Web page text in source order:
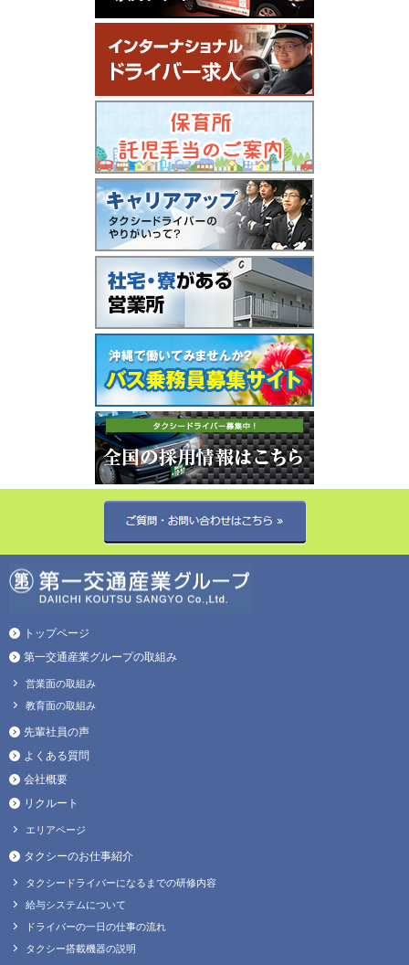
トップページ
第一交通産業グループの取組み
営業面の取組み
教育面の取組み
先輩社員の声
よくある質問
会社概要
リクルート
エリアページ
タクシーのお仕事紹介
タクシードライバーになるまでの研修内容
給与システムについて
ドライバーの一日の仕事の流れ
タクシー搭載機器の説明